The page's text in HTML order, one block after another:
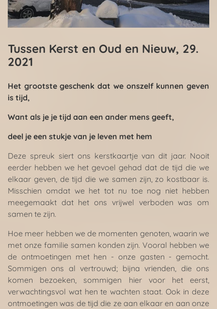
Tussen Kerst en Oud en Nieuw, 29.
2021
Het grootste geschenk dat we onszelf kunnen geven
is tijd,
Want als je je tijd aan een ander mens geeft,
deel je een stukje van je leven met hem
Deze spreuk siert ons kerstkaartje van dit jaar. Nooit
eerder hebben we het gevoel gehad dat de tijd die we
elkaar geven, de tijd die we samen zijn, zo kostbaar is.
Misschien omdat we het tot nu toe nog niet hebben
meegemaakt dat het ons vrijwel verboden was om
samen te zijn.
Hoe meer hebben we de momenten genoten, waarin we
met onze familie samen konden zijn. Vooral hebben we
de ontmoetingen met hen - onze gasten - gemocht.
Sommigen ons al vertrouwd; bijna vrienden, die ons
komen bezoeken, sommigen hier voor het eerst,
verwachtingsvol wat hen te wachten staat. Ook in deze
ontmoetingen was de tijd die ze aan elkaar en aan onze